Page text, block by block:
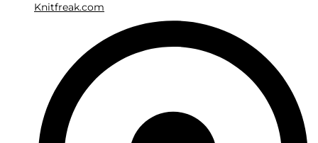
Knitfreak.com